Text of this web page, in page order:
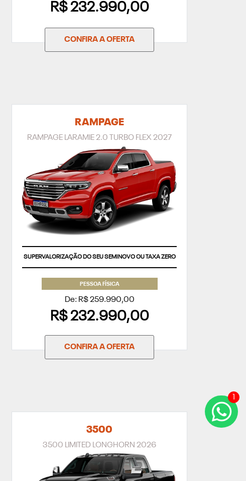
R$ 232.990,00
CONFIRA A OFERTA
RAMPAGE
RAMPAGE LARAMIE 2.0 TURBO FLEX 2027
SUPERVALORIZAÇÃO DO SEU SEMINOVO OU TAXA ZERO
PESSOA FÍSICA
De: R$ 259.990,00
R$ 232.990,00
CONFIRA A OFERTA
3500
3500 LIMITED LONGHORN 2026
1